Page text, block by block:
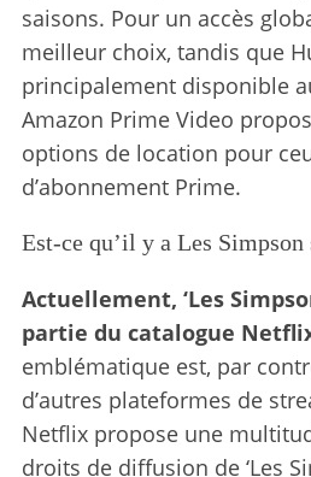
saisons. Pour un accès
meilleur choix, tandis que
principalement disponible
Amazon Prime Video
options de location pour
d’abonnement Prime.
Est-ce qu’il y a Les
Actuellement, ‘Les
partie du catalogue
emblématique est, par
d’autres plateformes de
Netflix propose une
droits de diffusion de ‘Les